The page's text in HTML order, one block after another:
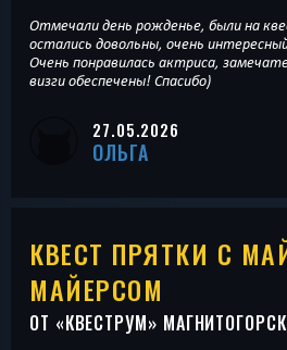
Отмечали день рожденье, были на
остались довольны, очень
Очень понравилась актриса,
визги обеспечены! Спасибо)
27.05.2026
ОЛЬГА
КВЕСТ ПРЯТКИ С
МАЙЕРСОМ
ОТ «КВЕСТРУМ» МАГНИТОГОРСК